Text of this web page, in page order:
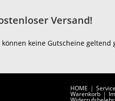
Versand!
keine Gutscheine geltend
HOME
Warenkorb